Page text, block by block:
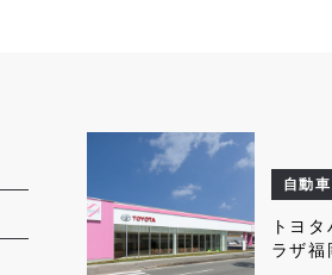
自動
トヨ
ラザ福